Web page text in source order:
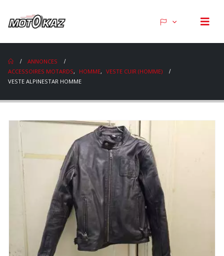
ANNONCES
ACCESSOIRES MOTARDS, HOMME, VESTE CUIR (HOMME)
VESTE ALPINESTAR HOMME